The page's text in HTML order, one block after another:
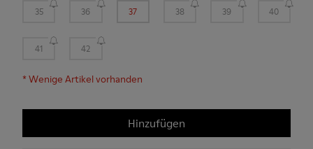
35 36 37 38 39 40
41 42
*Wenige Artikel vorhanden
Hinzufügen